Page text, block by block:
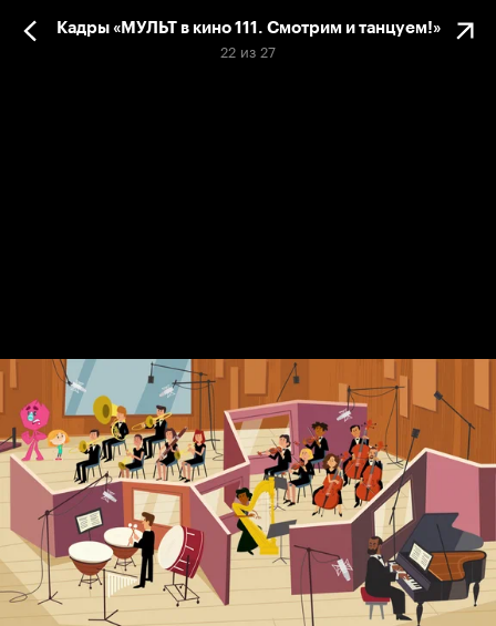
Кадры «МУЛЬТ в кино 111. Смотрим и танцуем!»
22 из 27